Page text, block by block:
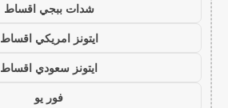
شدات ببجي اقساط
ايتونز امريكي اقساط
ايتونز سعودي اقساط
فور يو